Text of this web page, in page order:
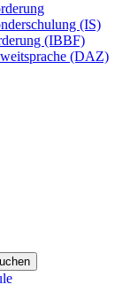
(IS)
(IBBF)
(DAZ)